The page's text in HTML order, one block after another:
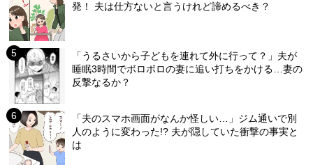
発！ 夫は仕方ないと言うけれど諦めるべき？
「うるさいから子どもを連れて外に行って？」夫が
睡眠3時間でボロボロの妻に追い打ちをかける…妻の
反撃なるか？
「夫のスマホ画面がなんか怪しい…」ジム通いで別
人のように変わった!? 夫が隠していた衝撃の事実と
は